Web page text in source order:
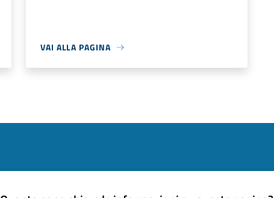
VAI ALLA PAGINA